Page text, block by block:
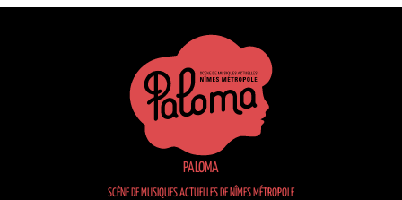
PALOMA
SCÈNE DE MUSIQUES ACTUELLES DE NÎMES MÉTROPOLE